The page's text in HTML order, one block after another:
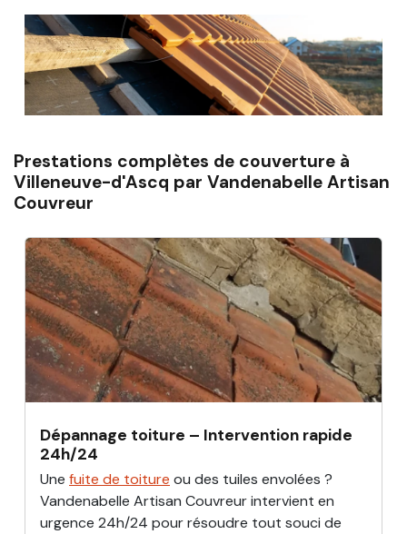
Prestations complètes de couverture à
Villeneuve-d'Ascq par Vandenabelle Artisan
Couvreur
Dépannage toiture – Intervention rapide
24h/24
Une fuite de toiture ou des tuiles envolées ?
Vandenabelle Artisan Couvreur intervient en
urgence 24h/24 pour résoudre tout souci de